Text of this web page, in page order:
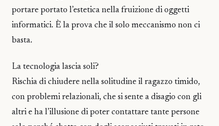
portare portato l’estetica nella fruizione di oggetti
informatici. È la prova che il solo meccanismo non ci
basta.
La tecnologia lascia soli?
Rischia di chiudere nella solitudine il ragazzo timido,
con problemi relazionali, che si sente a disagio con gli
altri e ha l’illusione di poter contattare tante persone